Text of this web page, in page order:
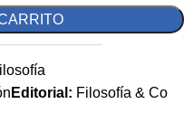
Editorial: Filosofía & Co